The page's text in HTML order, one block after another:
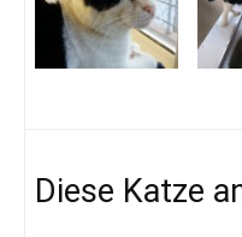
Diese Katze